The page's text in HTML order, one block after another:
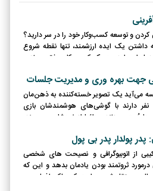
کردن و توسعه کسب‌وکار خود را در سر دارید؟
داشتن یک ایده ارزشمند، تنها نقطه شروع
این ایده به یک کسب‌وکار موفق و برندی
قابل اعتماد نیاز دارید؛
جهت بهره وری و مدیریت جلسات
می‌آید یک تصویر خسته‌کننده به ذهن‌مان
دارند با گوشی‌های هوشمندشان بازی
چُرت می‌زنند و دائما از خودشان می‌پرسند:
پولدار پدر بی پول
از اتوبیوگرافی و نصیحت های شخصی
ثروتمند بودن یادمان بدهد و این که
مالی مستقل شویم. رابرت کیوساکی اذعان می